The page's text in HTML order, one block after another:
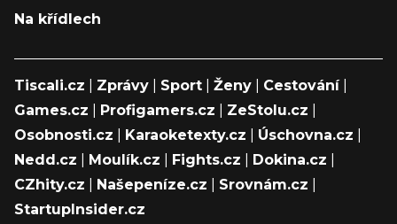
Na křídlech
Tiscali.cz Zprávy Sport Ženy Cestování|
Games.cz
Profigamers.cz ZeStolu.cz
Osobnosti.cz
Karaoketexty.cz Úschovna.cz
Nedd.cz
Moulík.cz Fights.cz Dokina.cz
CZhity.cz
Našepeníze.cz Srovnám.cz
StartupInsider.cz